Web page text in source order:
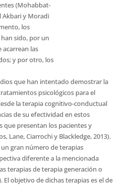
(Mohabbat-
y Moradi 
los
sido, por un
acarrean las
y por otro, los
que han intentado demostrar la
psicológicos para el
la terapia cognitivo-conductual
de su efectividad en estos
que presentan los pacientes y
Lane, Ciarrochi y Blackledge, 2013).
gran número de terapias
diferente a la mencionada
terapias de terapia generación o
El objetivo de dichas terapias es el de